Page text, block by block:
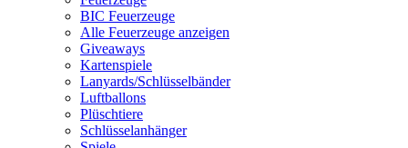
BIC Feuerzeuge
Alle Feuerzeuge anzeigen
Giveaways
Kartenspiele
Lanyards/Schlüsselbänder
Luftballons
Plüschtiere
Schlüsselanhänger